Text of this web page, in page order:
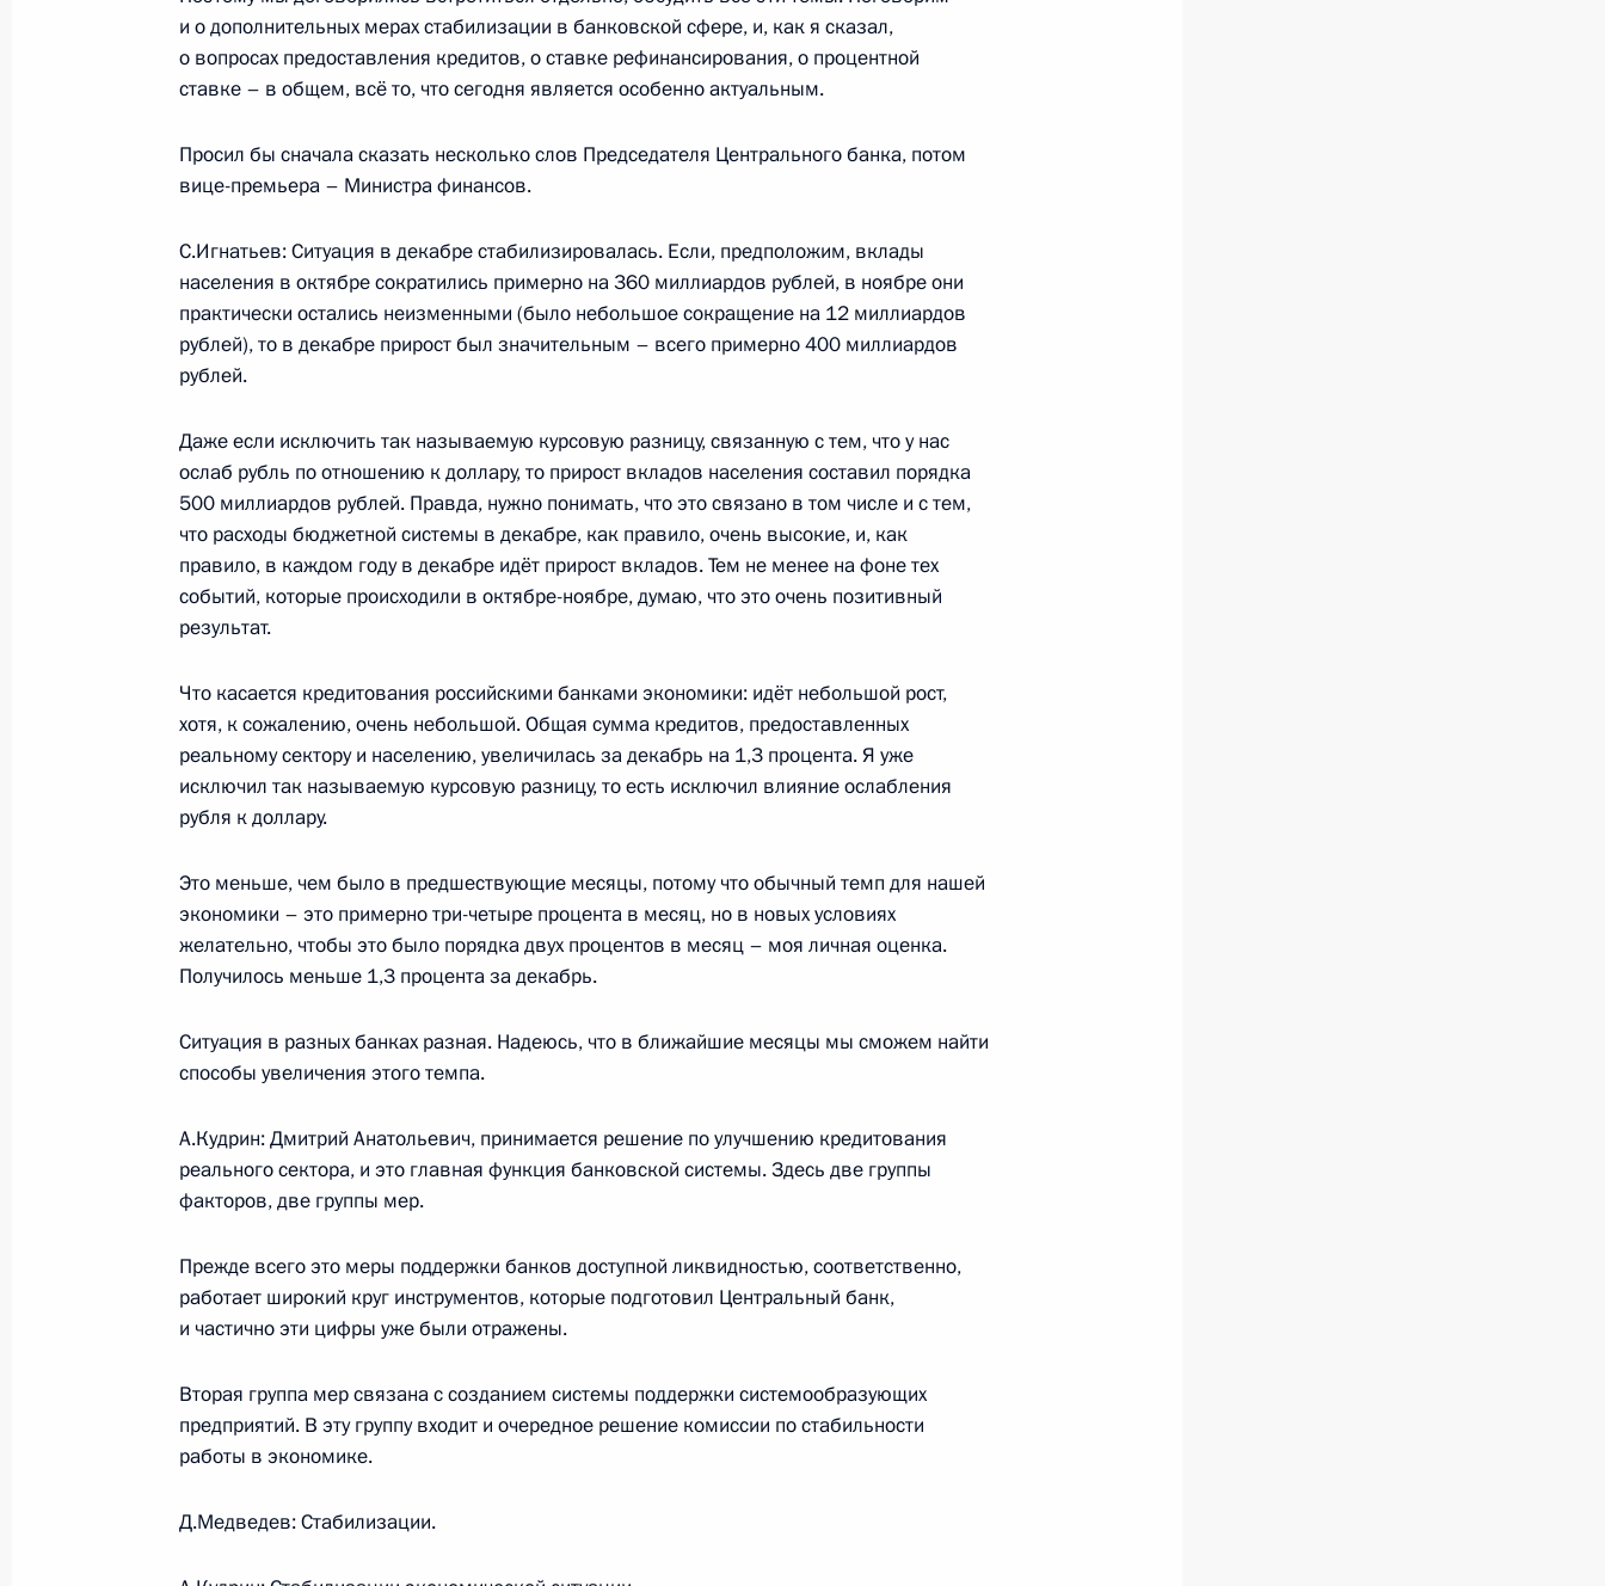
Церемония вручения новой государственной награды – ордена
«Родительская слава»
8
Поздравление хоккеисту, заслуженному мастеру спорта,
олимпийскому чемпиону Юрию Блинову с 60-летием
Дмитрий Медведев поздравил коллектив Российского
государственного академического камерного «Вивальди-
оркестра» с 20-летием со дня его образования
13 января 2009 года, 10:00
Указ «О праздновании 1000-летия единения мордовского
народа с народами Российского государства»
13 января 2009 года, 09:30
По итогам заседания Совета по реализации приоритетных
национальных проектов и демографической политике Дмитрий
Медведев дал ряд поручений Президиуму Совета и Правительству
12 января 2009 года, понедельник
Телефонный разговор с Президентом Украины Виктором
Ющенко
12 января 2009 года, 19:30
заместителя директора Федеральной службы по военно-
техническому сотрудничеству
и о дополнительных мерах стабилизации в банковской сфере, и, как я сказал,
о вопросах предоставления кредитов, о ставке рефинансирования, о процентной
ставке – в общем, всё то, что сегодня является особенно актуальным.
Просил бы сначала сказать несколько слов Председателя Центрального банка, потом
вице-премьера – Министра финансов.
С.Игнатьев: Ситуация в декабре стабилизировалась. Если, предположим, вклады
населения в октябре сократились примерно на 360 миллиардов рублей, в ноябре они
практически остались неизменными (было небольшое сокращение на 12 миллиардов
рублей), то в декабре прирост был значительным – всего примерно 400 миллиардов
рублей.
Даже если исключить так называемую курсовую разницу, связанную с тем, что у нас
ослаб рубль по отношению к доллару, то прирост вкладов населения составил порядка
500 миллиардов рублей. Правда, нужно понимать, что это связано в том числе и с тем,
что расходы бюджетной системы в декабре, как правило, очень высокие, и, как
правило, в каждом году в декабре идёт прирост вкладов. Тем не менее на фоне тех
событий, которые происходили в октябре-ноябре, думаю, что это очень позитивный
результат.
Что касается кредитования российскими банками экономики: идёт небольшой рост,
хотя, к сожалению, очень небольшой. Общая сумма кредитов, предоставленных
реальному сектору и населению, увеличилась за декабрь на 1,3 процента. Я уже
исключил так называемую курсовую разницу, то есть исключил влияние ослабления
рубля к доллару.
Это меньше, чем было в предшествующие месяцы, потому что обычный темп для нашей
экономики – это примерно три-четыре процента в месяц, но в новых условиях
желательно, чтобы это было порядка двух процентов в месяц – моя личная оценка.
Получилось меньше 1,3 процента за декабрь.
Ситуация в разных банках разная. Надеюсь, что в ближайшие месяцы мы сможем найти
способы увеличения этого темпа.
А.Кудрин: Дмитрий Анатольевич, принимается решение по улучшению кредитования
реального сектора, и это главная функция банковской системы. Здесь две группы
факторов, две группы мер.
Прежде всего это меры поддержки банков доступной ликвидностью, соответственно,
работает широкий круг инструментов, которые подготовил Центральный банк,
и частично эти цифры уже были отражены.
Вторая группа мер связана с созданием системы поддержки системообразующих
предприятий. В эту группу входит и очередное решение комиссии по стабильности
работы в экономике.
Д.Медведев: Стабилизации.